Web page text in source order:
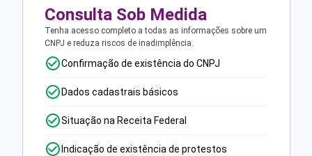
Consulta Sob Medida
Tenha acesso completo a todas as informações sobre um
CNPJ e reduza riscos de inadimplência.
Confirmação de existência do CNPJ
Dados cadastrais básicos
Situação na Receita Federal
Indicação de existência de protestos